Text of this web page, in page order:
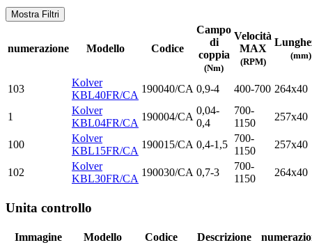
Mostra Filtri
numerazione Modello Codice
Campo
di
coppia
(Nm)
Velocità
MAX
(RPM)
(mm)
103
Kolver
KBL40FR/CA
190040/CA 0,9-4 400-700 264x40
1
Kolver
KBL04FR/CA
190004/CA
0,04-
0,4
700-
1150
257x40
100
Kolver
KBL15FR/CA
190015/CA 0,4-1,5
700-
1150
257x40
102
Kolver
KBL30FR/CA
190030/CA 0,7-3
700-
1150
264x40
Unita controllo
Immagine Modello Codice Descrizione